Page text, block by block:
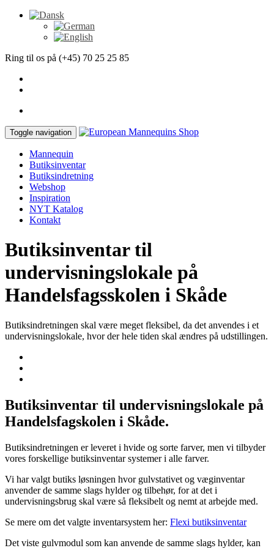
Ring til os på (+45) 70 25 25 85
Toggle navigation
Mannequin
Butiksinventar
Butiksindretning
Webshop
Inspiration
NYT Katalog
Kontakt
Butiksinventar til
undervisningslokale på
Handelsfagsskolen i Skåde
Butiksindretningen skal være meget fleksibel, da det anvendes i et
undervisningslokale, hvor der hele tiden skal ændres på udstillingen.
Butiksinventar til undervisningslokale på
Handelsfagskolen i Skåde.
Butiksindretningen er leveret i hvide og sorte farver, men vi tilbyder
vores forskellige butiksinventar systemer i alle farver.
Vi har valgt butiks løsningen hvor gulvstativet og væginventar
anvender de samme slags hylder og tilbehør, for at det i
undervisningsbrug skal være så fleksibelt og nemt at arbejde med.
Se mere om det valgte inventarsystem her: Flexi butiksinventar
Det viste gulvmodul som kan anvende de samme slags hylder, kan